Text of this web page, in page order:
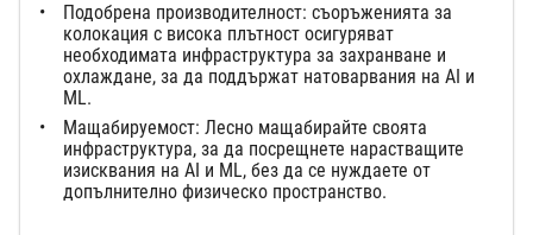
Подобрена производителност: съоръженията за
колокация с висока плътност осигуряват
необходимата инфраструктура за захранване и
охлаждане, за да поддържат натоварвания на AI и
ML.
Мащабируемост: Лесно мащабирайте своята
инфраструктура, за да посрещнете нарастващите
изисквания на AI и ML, без да се нуждаете от
допълнително физическо пространство.